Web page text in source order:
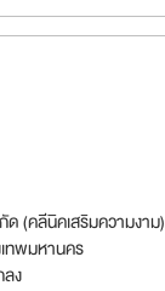
ด (คลีนิคเสริมความงาม)
ทพมหานคร
ง